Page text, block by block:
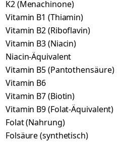
K2 (Menachinone)
Vitamin B1 (Thiamin)
Vitamin B2 (Riboflavin)
Vitamin B3 (Niacin)
Niacin-Äquivalent
Vitamin B5 (Pantothensäure)
Vitamin B6
Vitamin B7 (Biotin)
Vitamin B9 (Folat-Äquivalent)
Folat (Nahrung)
Folsäure (synthetisch)